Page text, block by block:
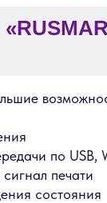
Wi-Fi или RS-